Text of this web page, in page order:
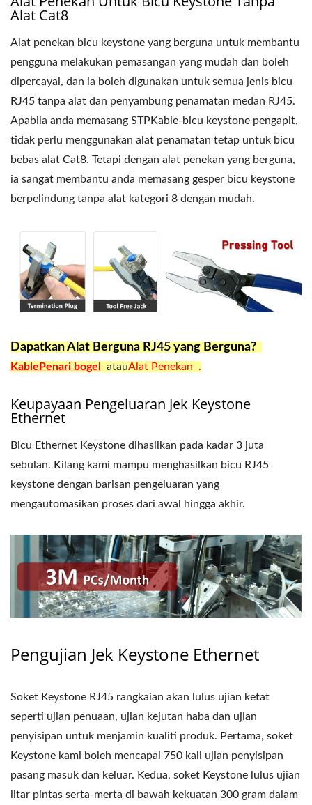
Alat Cat8
Alat penekan bicu keystone yang berguna untuk membantu
pengguna melakukan pemasangan yang mudah dan boleh
dipercayai, dan ia boleh digunakan untuk semua jenis bicu
RJ45 tanpa alat dan penyambung penamatan medan RJ45.
Apabila anda memasang STPKable-bicu keystone pengapit,
tidak perlu menggunakan alat penamatan tetap untuk bicu
bebas alat Cat8. Tetapi dengan alat penekan yang berguna,
ia sangat membantu anda memasang gesper bicu keystone
berpelindung tanpa alat kategori 8 dengan mudah.
Dapatkan Alat Berguna RJ45 yang Berguna?
KablePenari bogel atauAlat Penekan .
Keupayaan Pengeluaran Jek Keystone
Ethernet
Bicu Ethernet Keystone dihasilkan pada kadar 3 juta
sebulan. Kilang kami mampu menghasilkan bicu RJ45
keystone dengan barisan pengeluaran yang
mengautomasikan proses dari awal hingga akhir.
Pengujian Jek Keystone Ethernet
Soket Keystone RJ45 rangkaian akan lulus ujian ketat
seperti ujian penuaan, ujian kejutan haba dan ujian
penyisipan untuk menjamin kualiti produk. Pertama, soket
Keystone kami boleh mencapai 750 kali ujian penyisipan
pasang masuk dan keluar. Kedua, soket Keystone lulus ujian
litar pintas serta-merta di bawah kekuatan 300 gram dalam